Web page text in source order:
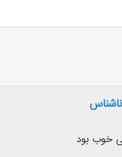
ناشناس
خوب بود